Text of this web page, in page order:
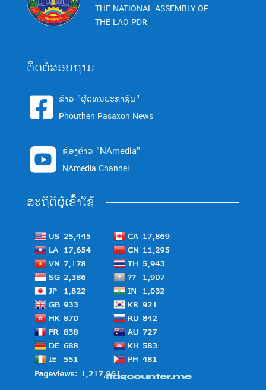
THE NATIONAL ASSEMBLY OF
THE LAO PDR
ຕິດຕໍ່ສອບຖາມ
 ຂ່າວ "ຜູ້ແທນປະຊາຊົນ"
Phouthen Pasaxon News
 ຊ່ອງຂ່າວ "NAmedia"
NAmedia Channel
ສະຖິຕິຜູ້ເຂົ້າໃຊ້